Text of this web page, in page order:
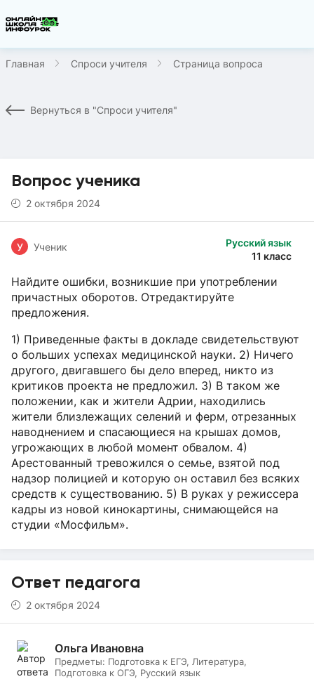
Главная Спроси учителя Страница вопроса
Вернуться в "Спроси учителя"
Вопрос ученика
2 октября 2024
Русский язык
11 класс
У Ученик
Найдите ошибки, возникшие при употреблении
причастных оборотов. Отредактируйте
предложения.
1) Приведенные факты в докладе свидетельствуют
о больших успехах медицинской науки. 2) Ничего
другого, двигавшего бы дело вперед, никто из
критиков проекта не предложил. 3) В таком же
положении, как и жители Адрии, находились
жители близлежащих селений и ферм, отрезанных
наводнением и спасающиеся на крышах домов,
угрожающих в любой момент обвалом. 4)
Арестованный тревожился о семье, взятой под
надзор полицией и которую он оставил без всяких
средств к существованию. 5) В руках у режиссера
кадры из новой кинокартины, снимающейся на
студии «Мосфильм».
Ответ педагога
2 октября 2024
Ольга Ивановна
Предметы: Подготовка к ЕГЭ, Литература,
Подготовка к ОГЭ, Русский язык